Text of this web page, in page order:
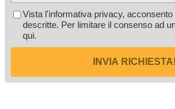
Vista l'informativa privacy, acconsento
descritte. Per limitare il consenso ad
qui.
INVIA RICHIESTA!